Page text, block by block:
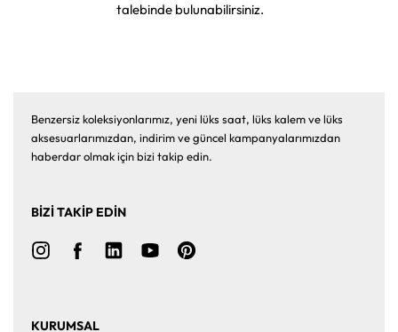
talebinde bulunabilirsiniz.
Benzersiz koleksiyonlarımız, yeni lüks saat, lüks kalem ve lüks
aksesuarlarımızdan, indirim ve güncel kampanyalarımızdan
haberdar olmak için bizi takip edin.
BİZİ TAKİP EDİN
KURUMSAL